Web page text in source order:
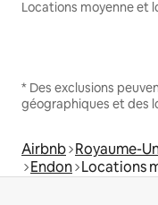
* Des exclusions
géographiques et des
Airbnb Royaume-
Endon Locations